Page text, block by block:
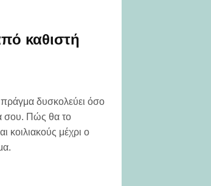
καθιστή
δυσκολεύει όσο
σου. Πώς θα το
κοιλιακούς μέχρι ο